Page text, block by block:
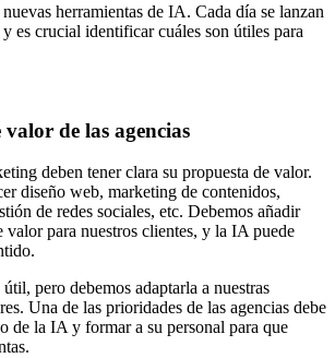
herramientas de IA. Cada día se lanzan
es crucial identificar cuáles son útiles para
de las agencias
deben tener clara su propuesta de valor.
diseño web, marketing de contenidos,
de redes sociales, etc. Debemos añadir
valor para nuestros clientes, y la IA puede
pero debemos adaptarla a nuestras
Una de las prioridades de las agencias debe
de la IA y formar a su personal para que